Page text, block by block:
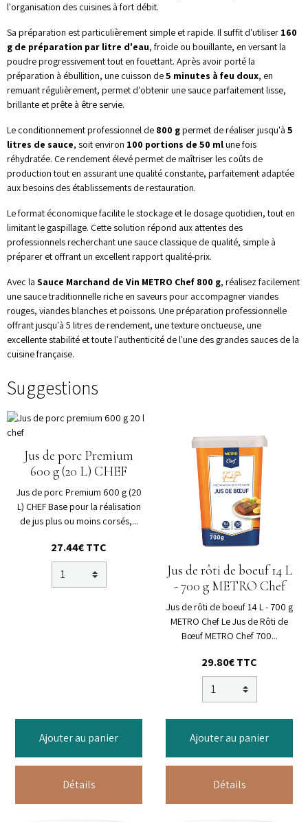
l'organisation des cuisines à fort débit.
Sa préparation est particulièrement simple et rapide. Il suffit d'utiliser 160
g de préparation par litre d'eau, froide ou bouillante, en versant la
poudre progressivement tout en fouettant. Après avoir porté la
préparation à ébullition, une cuisson de5 minutes à feu doux, en
remuant régulièrement, permet d'obtenir une sauce parfaitement lisse,
brillante et prête à être servie.
Le conditionnement professionnel de 800 gpermet de réaliser jusqu'à 5
litres de sauce, soit environ 100 portions de 50 mlune fois
réhydratée. Ce rendement élevé permet de maîtriser les coûts de
production tout en assurant une qualité constante, parfaitement adaptée
aux besoins des établissements de restauration.
Le format économique facilite le stockage et le dosage quotidien, tout en
limitant le gaspillage. Cette solution répond aux attentes des
professionnels recherchant une sauce classique de qualité, simple à
préparer et offrant un excellent rapport qualité-prix.
Avec la Sauce Marchand de Vin METRO Chef 800 g, réalisez facilement
une sauce traditionnelle riche en saveurs pour accompagner viandes
rouges, viandes blanches et poissons. Une préparation professionnelle
offrant jusqu'à 5 litres de rendement, une texture onctueuse, une
excellente stabilité et toute l'authenticité de l'une des grandes sauces de la
cuisine française.
Suggestions
Jus de porc Premium
600 g (20 L) CHEF
Jus de porc Premium 600 g (20
L) CHEF Base pour la réalisation
de jus plus ou moins corsés,...
27.44€ TTC
Ajouter au panier
Détails
Jus de rôti de boeuf 14 L
- 700 g METRO Chef
Jus de rôti de boeuf 14 L - 700 g
METRO Chef Le Jus de Rôti de
Bœuf METRO Chef 700...
29.80€ TTC
Ajouter au panier
Détails